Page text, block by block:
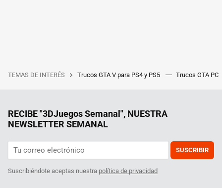
TEMAS DE INTERÉS Trucos GTA V para PS4 y PS5 Trucos GTA PC
RECIBE "3DJuegos Semanal", NUESTRA
NEWSLETTER SEMANAL
SUSCRIBIR
Suscribiéndote aceptas nuestra política de privacidad